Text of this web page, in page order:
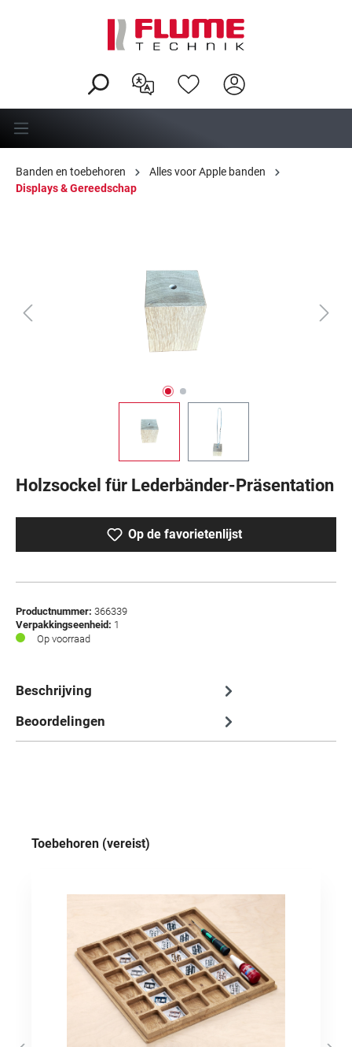
Banden en toebehoren
Alles voor Apple banden
Displays & Gereedschap
Holzsockel für Lederbänder-Präsentation
Op de favorietenlijst
Productnummer: 366339
Verpakkingseenheid: 1
Op voorraad
Beschrijving
Beoordelingen
Productgalerij overslaan
Toebehoren (vereist)